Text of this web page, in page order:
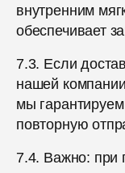
внутренним
обеспечивает
7.3. Если
нашей
мы
повторную
7.4. Важно: при